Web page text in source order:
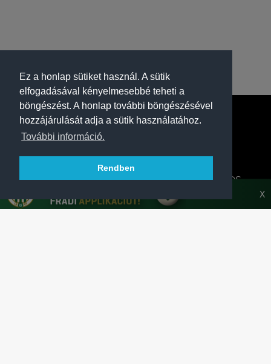
Ez a honlap sütiket használ. A sütik
elfogadásával kényelmesebbé teheti a
böngészést. A honlap további böngészésével
hozzájárulását adja a sütik használatához.
További információ.
Rendben
A FERENCVÁROSI TORNA CLUB HIVATALOS
X